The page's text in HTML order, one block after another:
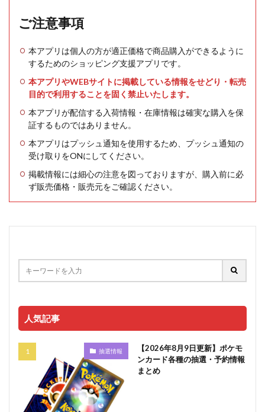
ご注意事項
本アプリは個人の方が適正価格で商品購入ができるように
するためのショッピング支援アプリです。
本アプリやWEBサイトに掲載している情報をせどり・転売
目的で利用することを固く禁止いたします。
本アプリが配信する入荷情報・在庫情報は確実な購入を保
証するものではありません。
本アプリはプッシュ通知を使用するため、プッシュ通知の
受け取りをONにしてください。
掲載情報には細心の注意を図っておりますが、購入前に必
ず販売価格・販売元をご確認ください。
人気記事
抽選情報
【2026年8月9日更新】ポケモ
ンカード各種の抽選・予約情報
まとめ